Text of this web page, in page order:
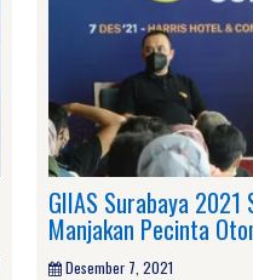
GIIAS Surabaya 2021
Manjakan Pecinta
Desember 7, 2021